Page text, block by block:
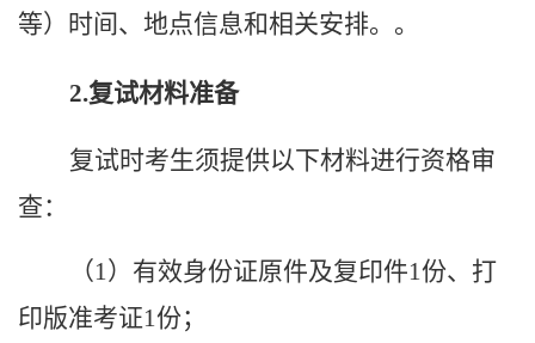
等）时间、地点信息和相关安排。。
2.复试材料准备
复试时考生须提供以下材料进行资格审
查：
（1）有效身份证原件及复印件1份、打
印版准考证1份；